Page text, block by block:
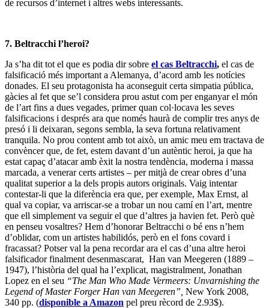
de recursos d’internet i altres webs interessants.
7. Beltracchi l’heroi?
Ja s’ha dit tot el que es podia dir sobre el cas Beltracchi, el cas de
falsificació més important a Alemanya, d’acord amb les notícies
donades. El seu protagonista ha aconseguit certa simpatia pública,
gàcies al fet que se’l considera prou astut com per enganyar el món
de l’art fins a dues vegades, primer quan col·locava les seves
falsificacions i després ara que només haurà de complir tres anys de
presó i li deixaran, segons sembla, la seva fortuna relativament
tranquila. No prou content amb tot això, un amic meu em tractava de
convèncer que, de fet, estem davant d’un autèntic heroi, ja que ha
estat capaç d’atacar amb èxit la nostra tendència, moderna i massa
marcada, a venerar certs artistes – per mitjà de crear obres d’una
qualitat superior a la dels propis autors originals. Vaig intentar
contestar-li que la diferència era que, per exemple, Max Ernst, al
qual va copiar, va arriscar-se a trobar un nou camí en l’art, mentre
que ell simplement va seguir el que d’altres ja havien fet. Però què
en penseu vosaltres? Hem d’honorar Beltracchi o bé ens n’hem
d’oblidar, com un artistes habilidós, però en el fons covard i
fracassat? Potser val la pena recordar ara el cas d’una altre heroi
falsificador finalment desenmascarat, Han van Meegeren (1889 –
1947), l’història del qual ha l’explicat, magistralment, Jonathan
Lopez en el seu “The Man Who Made Vermeers: Unvarnishing the
Legend of Master Forger Han van Meegeren”, New York 2008,
340 pp. (disponible a Amazon pel preu rècord de 2.93$).